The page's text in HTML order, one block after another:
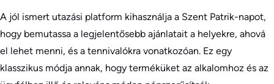
A jól ismert utazási platform kihasználja a Szent Patrik-napot,
hogy bemutassa a legjelentősebb ajánlatait a helyekre, ahová
el lehet menni, és a tennivalókra vonatkozóan. Ez egy
klasszikus módja annak, hogy terméküket az alkalomhoz és az